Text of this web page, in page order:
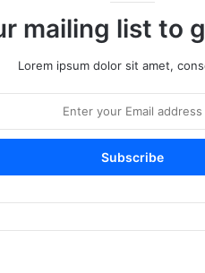
mailing list to
Lorem ipsum dolor sit amet,